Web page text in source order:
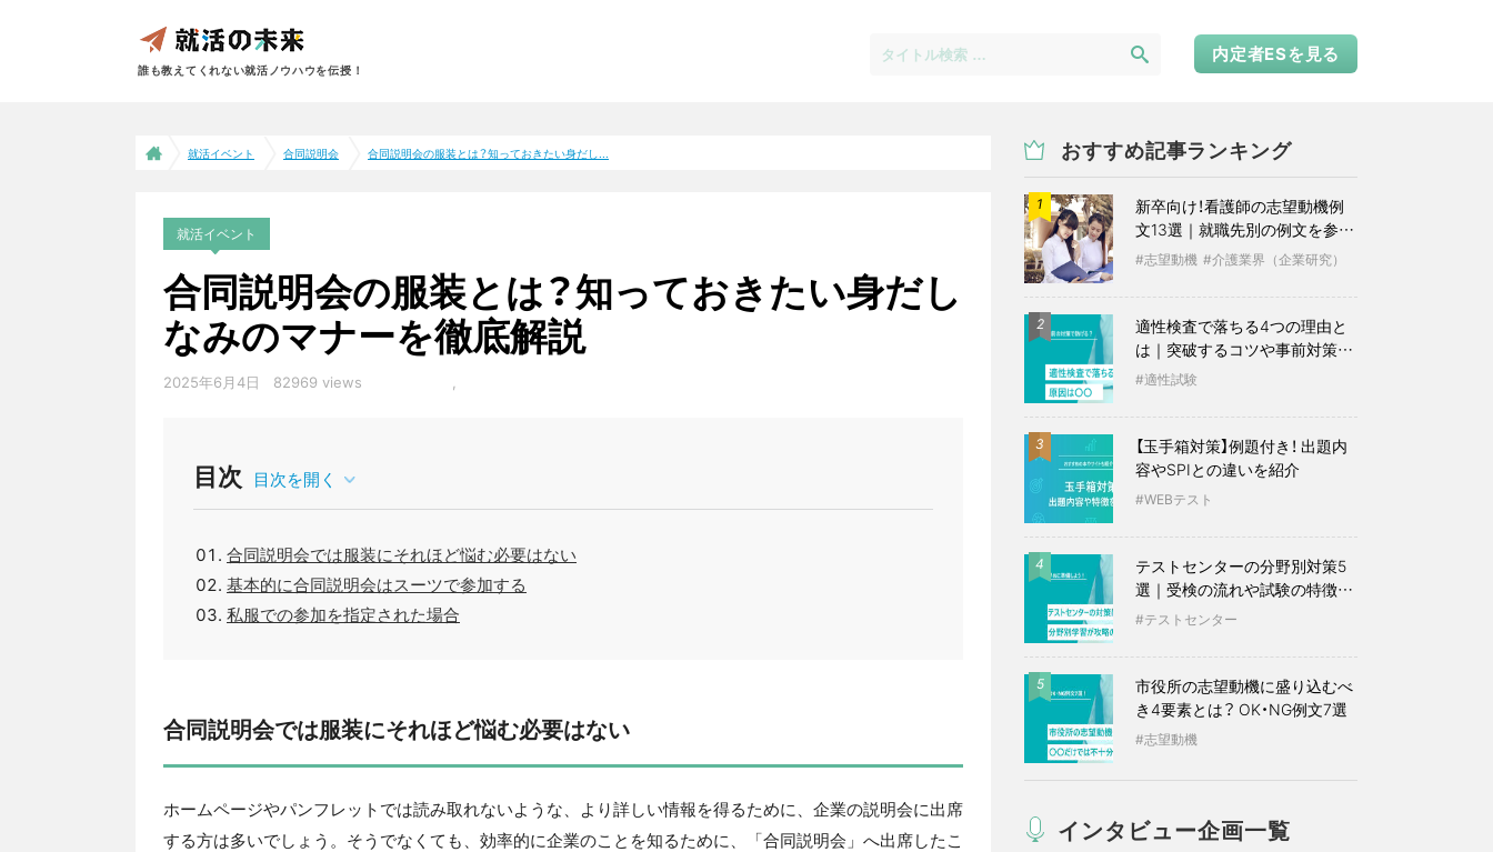
誰も教えてくれない就活ノウハウを伝授！
内定者ESを見る
就活イベント 合同説明会 合同説明会の服装とは？知っておきたい身だし...
就活イベント
合同説明会の服装とは？知っておきたい身だし
なみのマナーを徹底解説
2025年6月4日 82969 views
目次 目次を開く
合同説明会では服装にそれほど悩む必要はない
基本的に合同説明会はスーツで参加する
私服での参加を指定された場合
合同説明会では服装にそれほど悩む必要はない
ホームページやパンフレットでは読み取れないような、より詳しい情報を得るために、企業の説明会に出席
する方は多いでしょう。そうでなくても、効率的に企業のことを知るために、「合同説明会」へ出席したこ
おすすめ記事ランキング
1
新卒向け！看護師の志望動機例
文13選｜就職先別の例文を参考
に志望動機 介護業界（企業研究）
2
適性検査で落ちる4つの理由と
は｜突破するコツや事前対策も
紹介
適性試験
3
【玉手箱対策】例題付き！ 出題内
容やSPIとの違いを紹介
WEBテスト
4
テストセンターの分野別対策5
選｜受検の流れや試験の特徴も
紹介
テストセンター
5
市役所の志望動機に盛り込むべ
き4要素とは？ OK・NG例文7選
志望動機
インタビュー企画一覧